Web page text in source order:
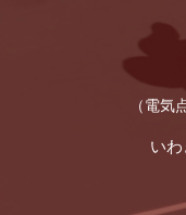
（電気
い